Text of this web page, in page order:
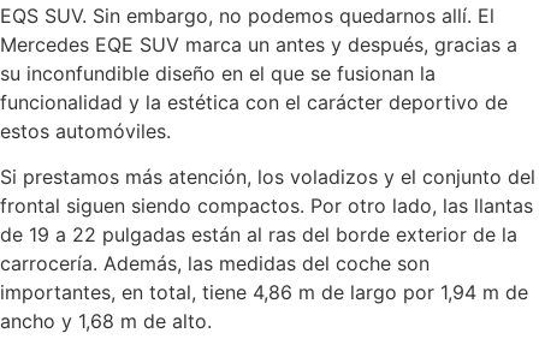
EQS SUV. Sin embargo, no podemos quedarnos allí. El
Mercedes EQE SUV marca un antes y después, gracias a
su inconfundible diseño en el que se fusionan la
funcionalidad y la estética con el carácter deportivo de
estos automóviles.
Si prestamos más atención, los voladizos y el conjunto del
frontal siguen siendo compactos. Por otro lado, las llantas
de 19 a 22 pulgadas están al ras del borde exterior de la
carrocería. Además, las medidas del coche son
importantes, en total, tiene 4,86 m de largo por 1,94 m de
ancho y 1,68 m de alto.